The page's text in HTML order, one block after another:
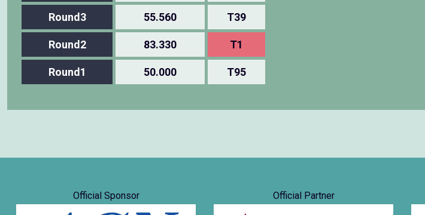
Round3 55.560 T39
Round2 83.330 T1
Round1 50.000 T95
Official Sponsor Official Partner